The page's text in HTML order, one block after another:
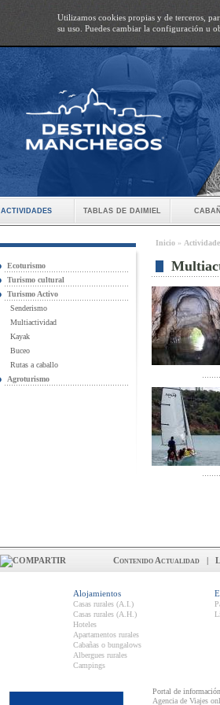
Utilizamos cookies propias y de terceros,
su uso. Puedes cambiar la configuración u
actividades tablas de daimiel
Ecoturismo
Turismo cultural
Turismo Activo
Senderismo
Multiactividad
Kayak
Buceo
Rutas a caballo
Agroturismo
Inicio »
Contenido Actualidad |
Alojamientos
Casas rurales (A.I.)
Casas rurales (A.H.)
Hoteles
Apartamentos rurales
Cabañas o bungalows
Albergues rurales
Campings
Portal de
Agencia de Viajes